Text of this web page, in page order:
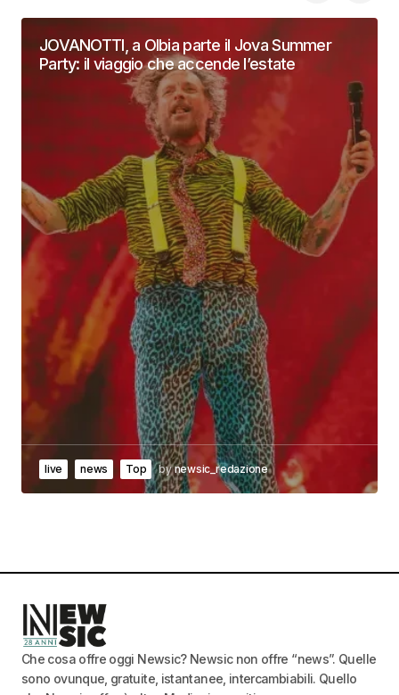
JOVANOTTI, a Olbia parte il Jova Summer
Party: il viaggio che accende l’estate
live news Top bynewsic_redazione
Che cosa offre oggi Newsic? Newsic non offre “news”. Quelle
sono ovunque, gratuite, istantanee, intercambiabili. Quello